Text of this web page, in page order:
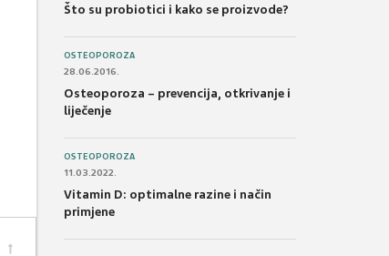
Što su probiotici i kako se proizvode?
OSTEOPOROZA
28.06.2016.
Osteoporoza – prevencija, otkrivanje i
liječenje
OSTEOPOROZA
11.03.2022.
Vitamin D: optimalne razine i način
primjene